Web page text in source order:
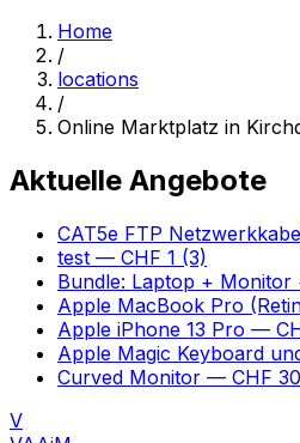
Home
/
locations
/
Online Marktplatz in
Aktuelle Angebote
CAT5e FTP
test — CHF 1 (3)
Bundle: Laptop + Monitor
Apple MacBook Pro
Apple iPhone 13 Pro —
Apple Magic Keyboard
Curved Monitor — CHF
V